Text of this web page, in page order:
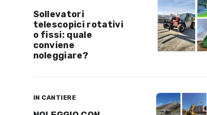
Sollevatori
telescopici rotativi
o fissi: quale
conviene
noleggiare?
IN CANTIERE